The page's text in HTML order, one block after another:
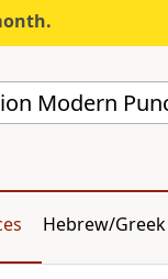
Hebrew/Greek